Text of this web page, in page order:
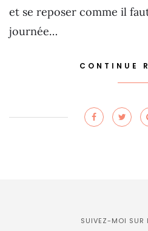
et se reposer comme il
journée…
CONTINUE
SUIVEZ-MOI SUR